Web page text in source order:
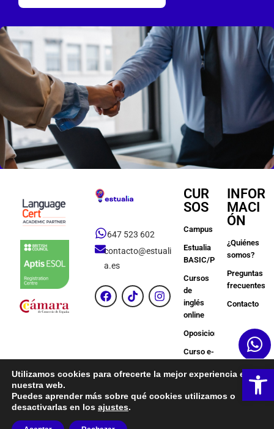
647 523 602
contacto@estuali
a.es
CUR
SOS
Campus
Estualia
BASIC/PREMIUM
Cursos
de
inglés
online
Oposiciones
Curso e-
INFOR
MACI
ÓN
¿Quiénes
somos?
Preguntas
frecuentes
Contacto
Copyright © Estualia | Todos los derechos reservados.
Utilizamos cookies para ofrecerte la mejor experiencia en
nuestra web.
Puedes aprender más sobre qué cookies utilizamos o
desactivarlas en los ajustes.